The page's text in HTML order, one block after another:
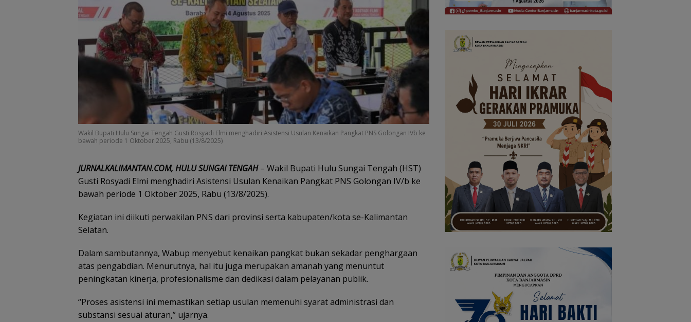
Wakil Bupati Hulu Sungai Tengah Gusti Rosyadi Elmi menghadiri Asistensi Usulan Kenaikan Pangkat PNS Golongan IVb ke
bawah periode 1 Oktober 2025, Rabu (13/8/2025)
JURNALKALIMANTAN.COM, HULU SUNGAI TENGAH– Wakil Bupati Hulu Sungai Tengah (HST)
Gusti Rosyadi Elmi menghadiri Asistensi Usulan Kenaikan Pangkat PNS Golongan IV/b ke
bawah periode 1 Oktober 2025, Rabu (13/8/2025).
Kegiatan ini diikuti perwakilan PNS dari provinsi serta kabupaten/kota se-Kalimantan
Selatan.
Dalam sambutannya, Wabup menyebut kenaikan pangkat bukan sekadar penghargaan
atas pengabdian. Menurutnya, hal itu juga merupakan amanah yang menuntut
peningkatan kinerja, profesionalisme dan dedikasi dalam pelayanan publik.
“Proses asistensi ini memastikan setiap usulan memenuhi syarat administrasi dan
substansi sesuai aturan,” ujarnya.